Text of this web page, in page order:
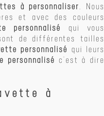
à personnaliser. Nous
et avec des couleurs
personnalisé
qui vous
de différentes tailles
personnalisé qui leurs
personnalisé c’est à dire
à